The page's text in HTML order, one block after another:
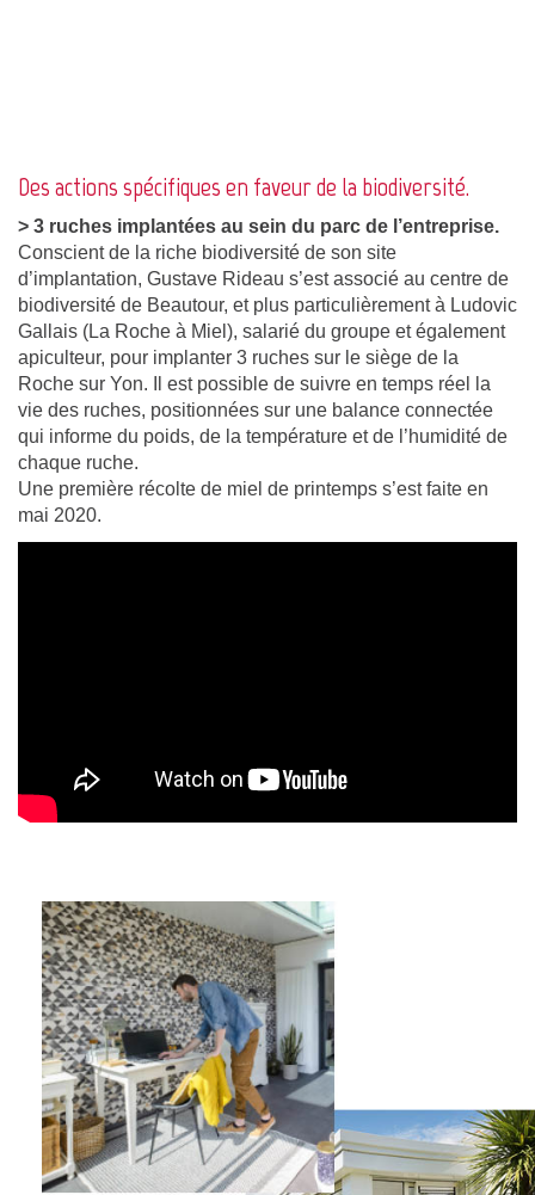
Des actions spécifiques en faveur de la biodiversité.
> 3 ruches implantées au sein du parc de l’entreprise.
Conscient de la riche biodiversité de son site
d’implantation, Gustave Rideau s’est associé au centre de
biodiversité de Beautour, et plus particulièrement à Ludovic
Gallais (La Roche à Miel), salarié du groupe et également
apiculteur, pour implanter 3 ruches sur le siège de la
Roche sur Yon. Il est possible de suivre en temps réel la
vie des ruches, positionnées sur une balance connectée
qui informe du poids, de la température et de l’humidité de
chaque ruche.
Une première récolte de miel de printemps s’est faite en
mai 2020.